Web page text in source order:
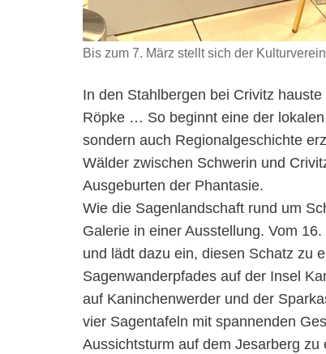
Bis zum 7. März stellt sich der
In den Stahlbergen bei Crivitz
Röpke … So beginnt eine der
sondern auch Regionalgeschichte
Wälder zwischen Schwerin und
Ausgeburten der Phantasie.
Wie die Sagenlandschaft rund um
Galerie in einer Ausstellung. Vom
und lädt dazu ein, diesen Schatz zu
Sagenwanderpfades auf der Insel
auf Kaninchenwerder und der
vier Sagentafeln mit spannenden
Aussichtsturm auf dem Jesarberg